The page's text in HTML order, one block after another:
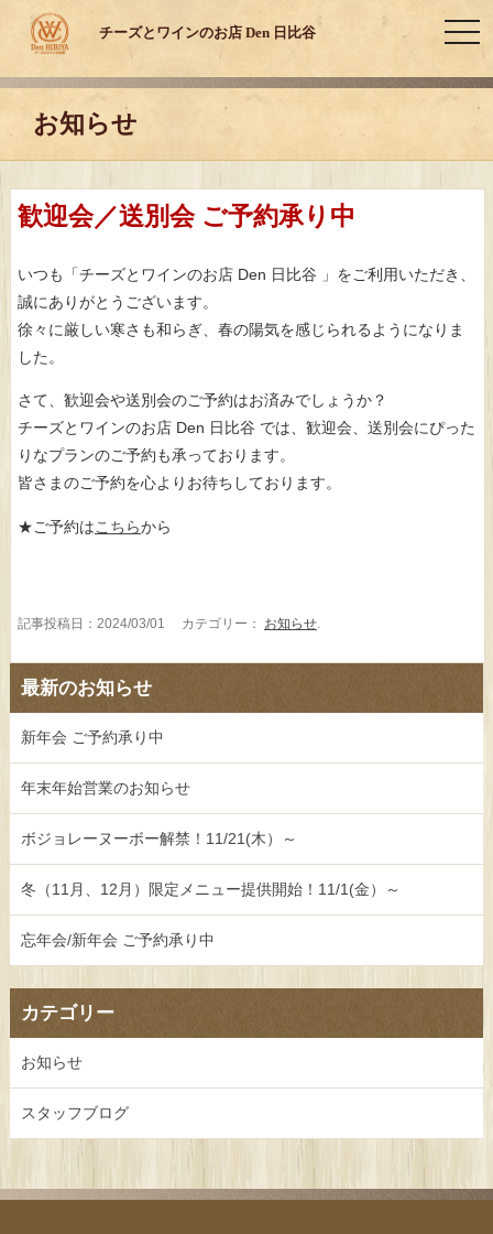
チーズとワインのお店 Den 日比谷
お知らせ
歓迎会／送別会 ご予約承り中
いつも「チーズとワインのお店 Den 日比谷
」をご利用いただき、
誠にありがとうございます。
徐々に厳しい寒さも和らぎ、春の陽気を感じられるようになりま
した。
さて、歓迎会や送別会のご予約はお済みでしょうか？
チーズとワインのお店 Den 日比谷 では、歓迎会、送別会にぴった
りなプランのご予約も承っております。
皆さまのご予約を心よりお待ちしております。
★ご予約はこちらから
記事投稿日：2024/03/01 カテゴリー： お知らせ.
最新のお知らせ
新年会 ご予約承り中
年末年始営業のお知らせ
ボジョレーヌーボー解禁！11/21(木）～
冬（11月、12月）限定メニュー提供開始！11/1(金）～
忘年会/新年会 ご予約承り中
カテゴリー
お知らせ
スタッフブログ